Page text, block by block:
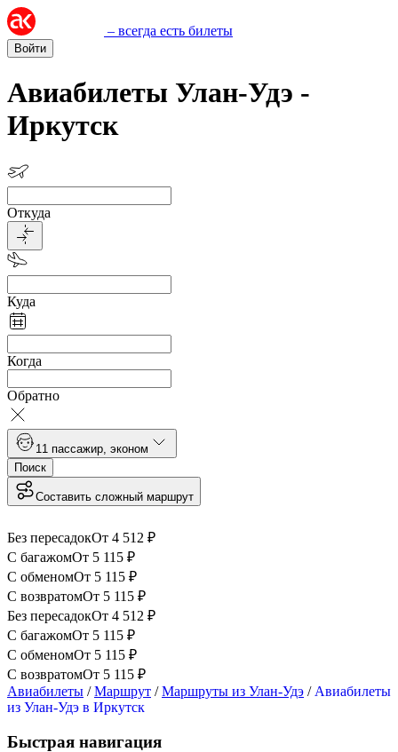
– всегда есть билеты
Войти
Авиабилеты Улан-Удэ -
Иркутск
Откуда
Куда
Когда
Обратно
1 1 пассажир эконом
Поиск
Составить сложный маршрут
Без пересадокОт 4 512 ₽
С багажомОт 5 115 ₽
С обменомОт 5 115 ₽
С возвратомОт 5 115 ₽
Без пересадокОт 4 512 ₽
С багажомОт 5 115 ₽
С обменомОт 5 115 ₽
С возвратомОт 5 115 ₽
Авиабилеты /Маршрут /Маршруты из Улан-Удэ / Авиабилеты
из Улан-Удэ в Иркутск
Быстрая навигация